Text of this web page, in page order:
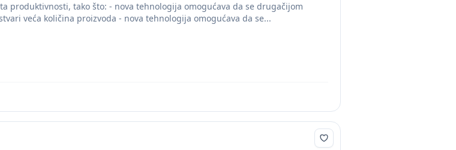
produktivnosti, tako što: - nova tehnologija omogućava da se drugačijom
veća količina proizvoda - nova tehnologija omogućava da se...